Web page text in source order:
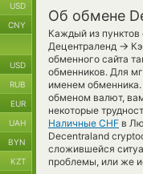
Об обмене
Каждый из пунктов
Децентраленд →
обменного сайта
обменников. Для
именем
обменом валют,
некоторые
Наличные CHF в
Decentraland
сложившейся
проблемы, или же
USD
CNY
USD
RUB
EUR
UAH
BYN
KZT